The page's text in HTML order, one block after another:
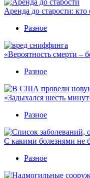
Аренда до старости:
Разное
«Вероятность смерти –
Разное
«Задыхался шесть
Разное
С какими болезнями не
Разное